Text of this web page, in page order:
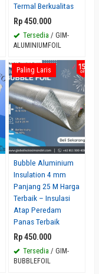
Termal Berkualitas
Rp 450.000
Tersedia / GIM-
ALUMINIUMFOIL
Paling Laris
Bubble Aluminium
Insulation 4 mm
Panjang 25 M Harga
Terbaik – Insulasi
Atap Peredam
Panas Terbaik
Rp 450.000
Tersedia / GIM-
BUBBLEFOIL